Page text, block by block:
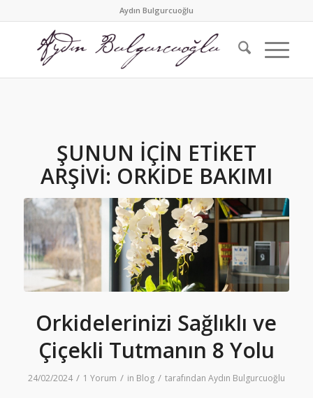
Aydın Bulgurcuoğlu
ŞUNUN IÇIN ETIKET
ARŞIVI: ORKIDE BAKIMI
Orkidelerinizi Sağlıklı ve
Çiçekli Tutmanın 8 Yolu
24/02/2024 / 1 Yorum / in Blog / tarafından Aydın Bulgurcuoğlu